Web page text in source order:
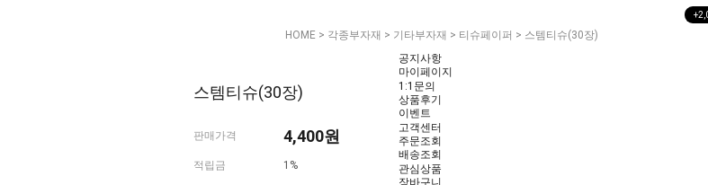
공지사항
마이페이지
1:1문의
상품후기
이벤트
고객센터
주문조회
배송조회
관심상품
HOME > 각종부자재 > 기타부자재 > 티슈페이퍼 > 스템티슈(30장)
스템티슈(30장)
판매가격 4,400원
적립금 1%